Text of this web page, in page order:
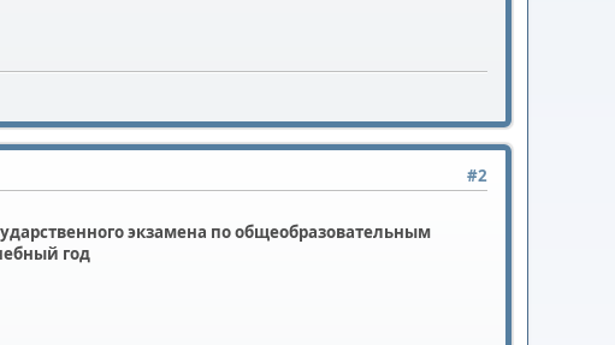
#2
экзамена по общеобразовательным
год